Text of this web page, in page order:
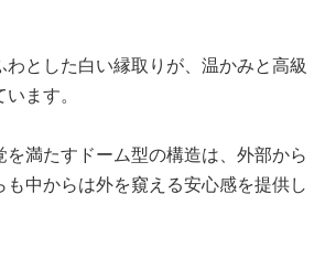
わとした白い縁取りが、温かみと高級
ます。
満たすドーム型の構造は、外部から
中からは外を窺える安心感を提供し